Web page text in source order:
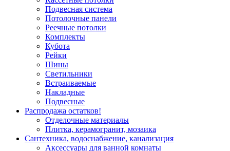
Подвесная система
Потолочные панели
Реечные потолки
Комплекты
Кубота
Рейки
Шины
Светильники
Встраиваемые
Накладные
Подвесные
Распродажа остатков!
Отделочные материалы
Плитка, керамогранит, мозаика
Сантехника, водоснабжение, канализация
Аксессуары для ванной комнаты